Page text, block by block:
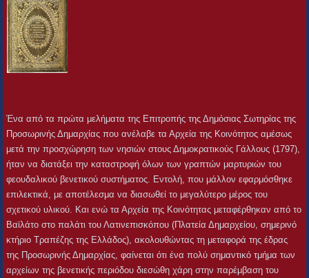
Ένα από τα πρώτα μελήματα της Επιτροπής της Δημόσιας Σωτηρίας της
Προσωρινής Δημαρχίας που ανέλαβε τα Αρχεία της Κοινότητος αμέσως
μετά την προσχώρηση των νησιών στους Δημοκρατικούς Γάλλους (1797),
ήταν να διατάξει την καταστροφή όλων των γραπτών μαρτυριών του
φεουδαλικού βενετικού συστήματος. Εντολή, που μάλλον εφαρμόσθηκε
επιλεκτικά, με αποτέλεσμα να διασωθεί το μεγαλύτερο μέρος του
σχετικού υλικού. Και ενώ τα Αρχεία της Κοινότητας μεταφέρθηκαν από το
Βαϊλάτο στο παλάτι του Λατινεπισκόπου (Πλατεία Δημαρχείου, σημερινό
κτήριο Τραπέζης της Ελλάδος), ακολουθώντας τη μεταφορά της έδρας
της Προσωρινής Δημαρχίας, φαίνεται ότι ένα πολύ σημαντικό τμήμα των
αρχείων της βενετικής περιόδου διεσώθη χάρη στην παρέμβαση του